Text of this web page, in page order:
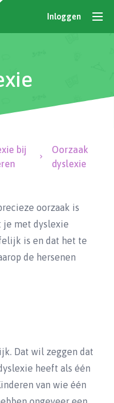
Inloggen
bij
Oorzaak
dyslexie
oorzaak is
je met dyslexie
is en dat het te
de hersenen
Dat wil zeggen dat
heeft als één
van wie één